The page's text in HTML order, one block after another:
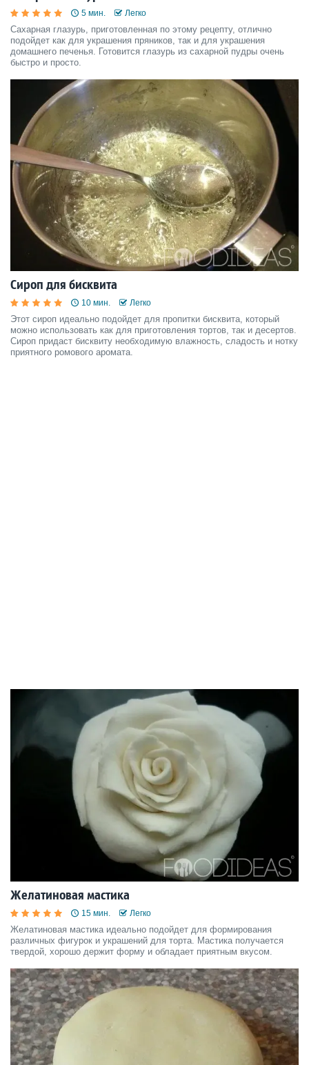
5 мин. Легко
Сахарная глазурь, приготовленная по этому рецепту, отлично
подойдет как для украшения пряников, так и для украшения
домашнего печенья. Готовится глазурь из сахарной пудры очень
быстро и просто.
Сироп для бисквита
10 мин. Легко
Этот сироп идеально подойдет для пропитки бисквита, который
можно использовать как для приготовления тортов, так и десертов.
Сироп придаст бисквиту необходимую влажность, сладость и нотку
приятного ромового аромата.
Желатиновая мастика
15 мин. Легко
Желатиновая мастика идеально подойдет для формирования
различных фигурок и украшений для торта. Мастика получается
твердой, хорошо держит форму и обладает приятным вкусом.